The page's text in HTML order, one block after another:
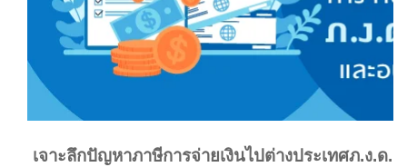
เจาะลึกปัญหาภาษีการจ่ายเงินไปต่างประเทศภ.ง.